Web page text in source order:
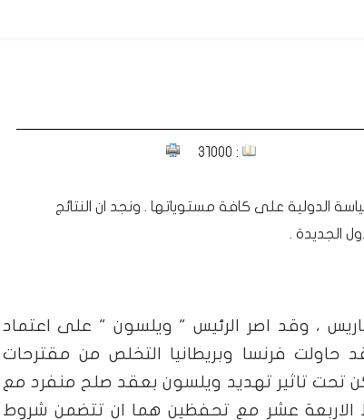
: 31000
الدولية على كافة مستوياتها . ونجد ان النتائج
الجديدة .
، وقد اصر الرئيس " ويلسون " على اعتماد
حاولت فرنسا وبريطانيا التخلص من مقترحات
تحت تاثير تهديد ويلسون بعقد صلح منفرد مع
الاربعة عشر مع تحفظين هما ان تتضمن شروط